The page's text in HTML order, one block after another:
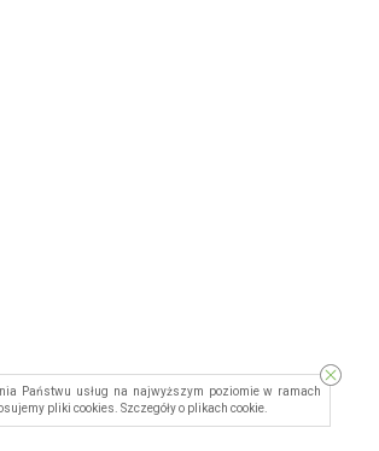
Państwu usług na najwyższym poziomie w ramach
pliki cookies. Szczegóły o plikach cookie.